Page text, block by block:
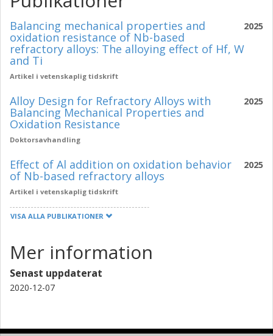
2025
Balancing mechanical properties and
oxidation resistance of Nb-based
refractory alloys: The alloying effect of Hf, W
and Ti
Artikel i vetenskaplig tidskrift
2025
Alloy Design for Refractory Alloys with
Balancing Mechanical Properties and
Oxidation Resistance
Doktorsavhandling
2025
Effect of Al addition on oxidation behavior
of Nb-based refractory alloys
Artikel i vetenskaplig tidskrift
VISA ALLA PUBLIKATIONER
Mer information
Senast uppdaterat
2020-12-07